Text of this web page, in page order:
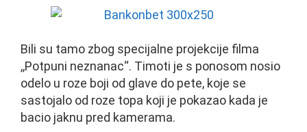
Bili su tamo zbog specijalne projekcije filma
,,Potpuni neznanac“. Timoti je s ponosom nosio
odelo u roze boji od glave do pete, koje se
sastojalo od roze topa koji je pokazao kada je
bacio jaknu pred kamerama.